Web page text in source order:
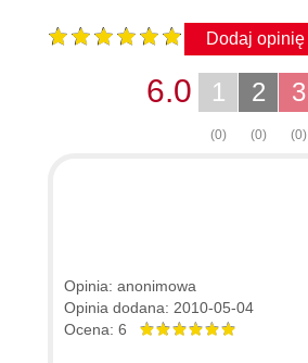
Dodaj opinię
3
(0)
2
(0)
1
(0)
6.0
Opinia: anonimowa
Opinia dodana: 2010-05-04
Ocena: 6